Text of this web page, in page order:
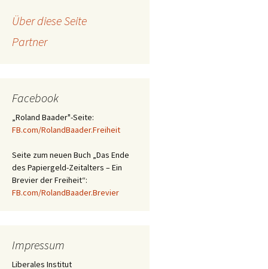
Über diese Seite
Partner
Facebook
„Roland Baader"-Seite:
FB.com/RolandBaader.Freiheit
Seite zum neuen Buch „Das Ende
des Papiergeld-Zeitalters – Ein
Brevier der Freiheit“:
FB.com/RolandBaader.Brevier
Impressum
Liberales Institut